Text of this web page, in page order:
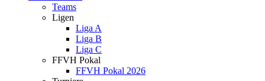
Teams
Ligen
Liga A
Liga B
Liga C
FFVH Pokal
FFVH Pokal 2026